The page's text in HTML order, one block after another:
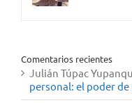
Comentarios recientes
Julián Túpac
personal: el poder